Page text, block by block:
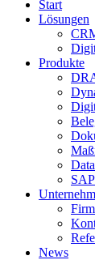
Start
Lösungen
Produkte
News